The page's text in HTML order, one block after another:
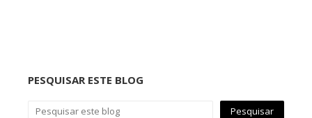
PESQUISAR ESTE BLOG